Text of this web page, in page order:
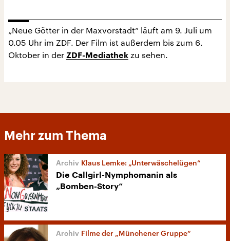
„Neue Götter in der Maxvorstadt“ läuft am 9. Juli um
0.05 Uhr im ZDF. Der Film ist außerdem bis zum 6.
Oktober in der ZDF-Mediathek zu sehen.
Mehr zum Thema
Klaus Lemke: „Unterwäschelügen“
Die Callgirl-Nymphomanin als
„Bomben-Story“
Filme der „Münchener Gruppe“